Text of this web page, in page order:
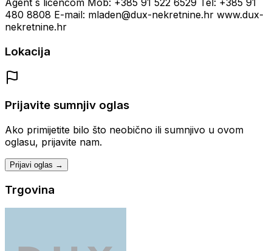
Agent s licencom Mob: +385 91 522 6529 Tel: +385 91
480 8808 E-mail: mladen@dux-nekretnine.hr www.dux-
nekretnine.hr
Lokacija
Prijavite sumnjiv oglas
Ako primijetite bilo što neobično ili sumnjivo u ovom
oglasu, prijavite nam.
Prijavi oglas →
Trgovina